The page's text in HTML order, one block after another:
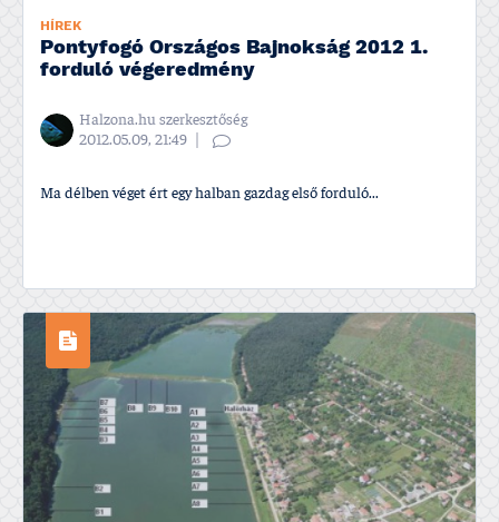
HÍREK
Pontyfogó Országos Bajnokság 2012 1.
forduló végeredmény
Halzona.hu szerkesztőség
2012.05.09, 21:49
Ma délben véget ért egy halban gazdag első forduló...